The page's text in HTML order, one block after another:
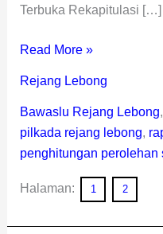
Terbuka Rekapitulasi […]
Read More »
Rejang Lebong
Bawaslu Rejang Lebong,
pilkada rejang lebong,
penghitungan perolehan
Halaman: 1 2